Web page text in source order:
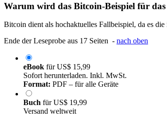
Warum wird das Bitcoin-Beispiel für
Bitcoin dient als hochaktuelles Fallbeispiel, da es
Ende der Leseprobe aus 17 Seiten - nach oben
eBook fürUS$ 15,99
Sofort herunterladen. Inkl. MwSt.
Format: PDF – für alle Geräte
Buch fürUS$ 19,99
Versand weltweit